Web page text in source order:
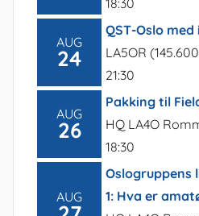
AUG
24
QST-Oslo
LA5OR
21:30
AUG
26
Pakking til
HQ LA4O
18:30
AUG
Oslogruppens
1: Hva er